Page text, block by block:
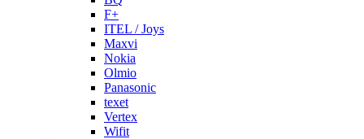
F+
ITEL / Joys
Maxvi
Nokia
Olmio
Panasonic
texet
Vertex
Wifit